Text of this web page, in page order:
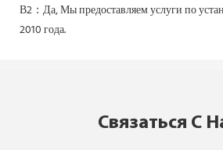
В2：Да,Мы предоставляем услуги по
2010 года.
Связаться С